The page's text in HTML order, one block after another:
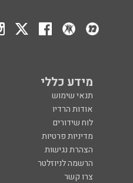
מידע כללי
תנאי שימוש
אודות הרדיו
לוח שידורים
מדיניות פרטיות
הצהרת נגישות
הרשמה לניוזלטר
צרו קשר